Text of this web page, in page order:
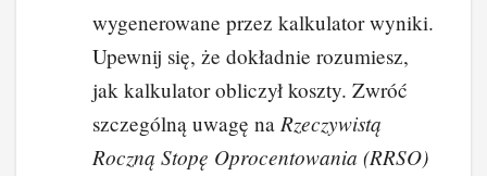
wygenerowane przez kalkulator wyniki.
Upewnij się, że dokładnie rozumiesz,
jak kalkulator obliczył koszty. Zwróć
szczególną uwagę na Rzeczywistą
Roczną Stopę Oprocentowania (RRSO)